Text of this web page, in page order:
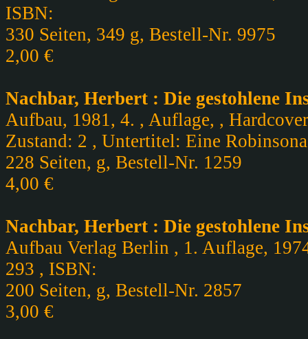
ISBN:
330 Seiten, 349 g, Bestell-Nr. 9975
2,00 €
Nachbar, Herbert : Die gestohlene
Aufbau, 1981, 4. , Auflage, ,
Zustand: 2 , Untertitel: Eine
228 Seiten, g, Bestell-Nr. 1259
4,00 €
Nachbar, Herbert : Die gestohlene
Aufbau Verlag Berlin , 1. Auflage,
293 , ISBN:
200 Seiten, g, Bestell-Nr. 2857
3,00 €